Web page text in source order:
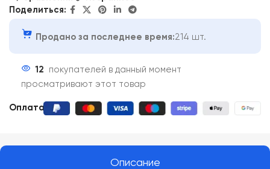
Поделиться:
Продано за последнее время:214 шт.
12
покупателей в данный момент
просматривают этот товар
Оплата:
Описание